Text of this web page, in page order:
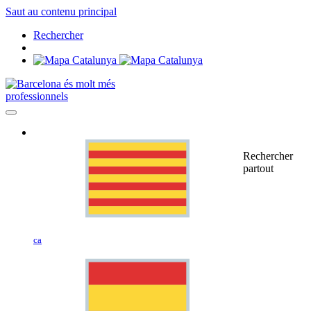
Saut au contenu principal
Rechercher
professionnels
ca
Rechercher
partout